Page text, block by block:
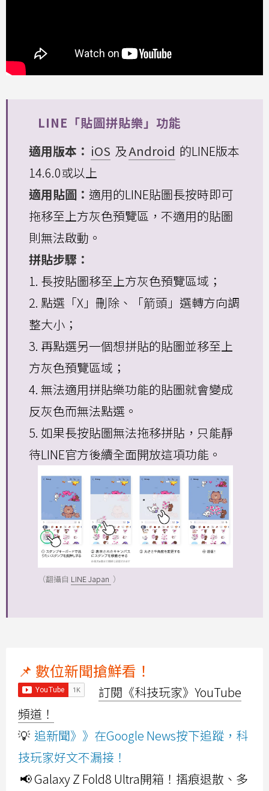
LINE「貼圖拼貼樂」功能
適用版本： iOS 及Android 的LINE版本
14.6.0或以上
適用貼圖： 適用的LINE貼圖長按時即可
拖移至上方灰色預覽區，不適用的貼圖
則無法啟動。
拼貼步驟：
1. 長按貼圖移至上方灰色預覽區域；
2. 點選「X」刪除、「箭頭」選轉方向調
整大小；
3. 再點選另一個想拼貼的貼圖並移至上
方灰色預覽區域；
4. 無法適用拼貼樂功能的貼圖就會變成
反灰色而無法點選。
5. 如果長按貼圖無法拖移拼貼，只能靜
待LINE官方後續全面開放這項功能。
（翻攝自 LINE Japan ）
📌 數位新聞搶鮮看！
訂閱《科技玩家》YouTube
頻道！
💡 追新聞》》在Google News按下追蹤，科
技玩家好文不漏接！
📢 Galaxy Z Fold8 Ultra開箱！摺痕退散、多